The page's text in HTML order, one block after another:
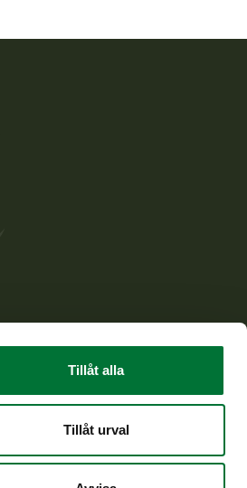
Tillåt alla
Tillåt urval